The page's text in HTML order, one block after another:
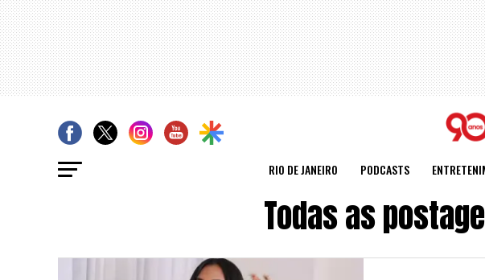
RIO DE JANEIRO PODCASTS
Todas as